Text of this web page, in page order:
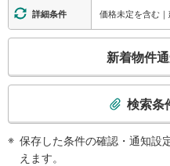
詳細条件 価格未定を含む
検
新着物件
検索条
保存した条件の確認・通知設
えます。